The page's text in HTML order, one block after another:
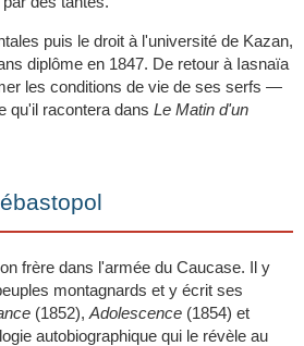
puis le droit à l'université de Kazan,
diplôme en 1847. De retour à Iasnaïa
les conditions de vie de ses serfs —
qu'il racontera dans Le Matin d'un
frère dans l'armée du Caucase. Il y
montagnards et y écrit ses
(1852), Adolescence (1854) et
autobiographique qui le révèle au